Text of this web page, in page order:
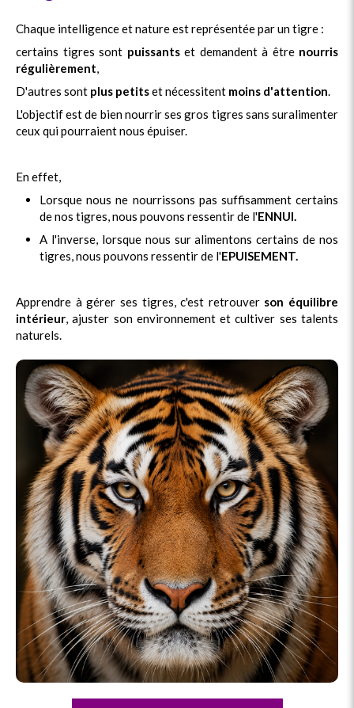
Chaque intelligence et nature est représentée par un tigre :
certains tigres sont puissantset demandent à être nourris
régulièrement,
D'autres sont plus petitset nécessitent moins d'attention.
L'objectif est de bien nourrir ses gros tigres sans suralimenter
ceux qui pourraient nous épuiser.
En effet,
Lorsque nous ne nourrissons pas suffisamment certains
de nos tigres, nous pouvons ressentir de l'ENNUI.
A l'inverse, lorsque nous sur alimentons certains de nos
tigres, nous pouvons ressentir de l'EPUISEMENT.
Apprendre à gérer ses tigres, c'est retrouver son équilibre
intérieur, ajuster son environnement et cultiver ses talents
naturels.